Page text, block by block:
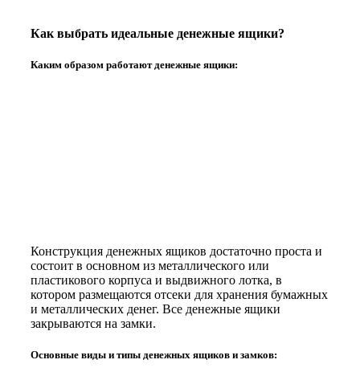
Как выбрать идеальные денежные ящики?
Каким образом работают денежные ящики:
Конструкция денежных ящиков достаточно проста и
состоит в основном из металлического или
пластикового корпуса и выдвижного лотка, в
котором размещаются отсеки для хранения бумажных
и металлических денег. Все денежные ящики
закрываются на замки.
Основные виды и типы денежных ящиков и замков: